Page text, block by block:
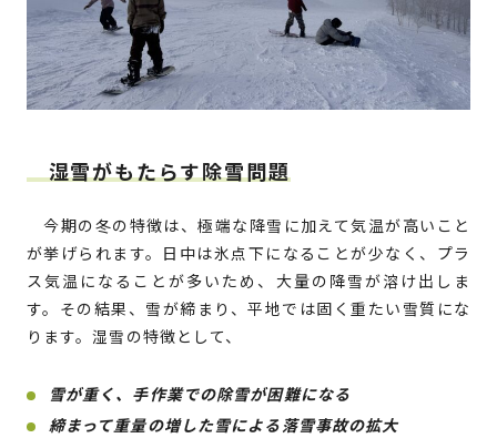
湿雪がもたらす除雪問題
今期の冬の特徴は、極端な降雪に加えて気温が高いこと
が挙げられます。日中は氷点下になることが少なく、プラ
ス気温になることが多いため、大量の降雪が溶け出しま
す。その結果、雪が締まり、平地では固く重たい雪質にな
ります。湿雪の特徴として、
雪が重く、手作業での除雪が困難になる
締まって重量の増した雪による落雪事故の拡大